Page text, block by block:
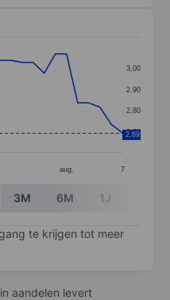
categories.
values. Data
aug. 7
2,70
2,80
2,90
3,00
2,69
3M 6M 1J
te krijgen tot meer
aandelen levert